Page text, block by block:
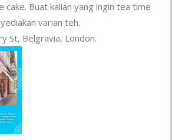
cake. Buat kalian yang ingin tea time
varian teh.
St, Belgravia, London.